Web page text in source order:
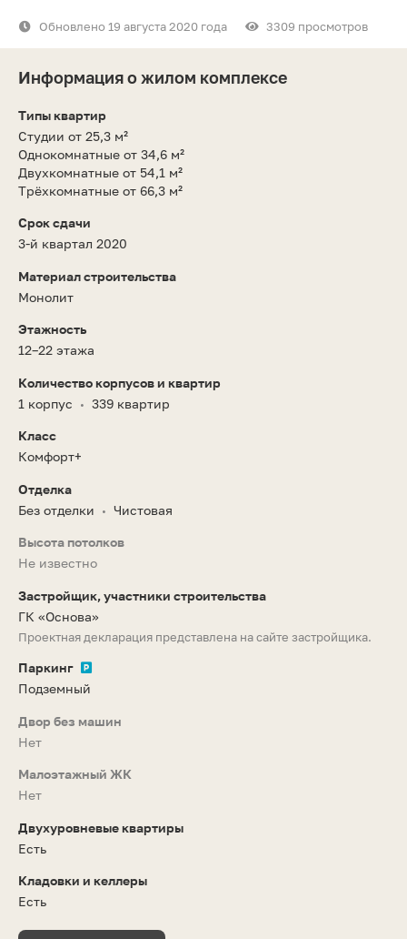
Обновлено 19 августа 2020 года 3309 просмотров
Информация о жилом комплексе
Типы квартир
Студии от 25,3 м²
Однокомнатные от 34,6 м²
Двухкомнатные от 54,1 м²
Трёхкомнатные от 66,3 м²
Срок сдачи
3-й квартал 2020
Материал строительства
Монолит
Этажность
12–22 этажа
Количество корпусов и квартир
1 корпус
• 339 квартир
Класс
Комфорт+
Отделка
Без отделки
• Чистовая
Высота потолков
Не известно
Застройщик, участники строительства
ГК «Основа»
Проектная декларация представлена на сайте застройщика.
Паркинг
Подземный
Двор без машин
Нет
Малоэтажный ЖК
Нет
Двухуровневые квартиры
Есть
Кладовки и келлеры
Есть